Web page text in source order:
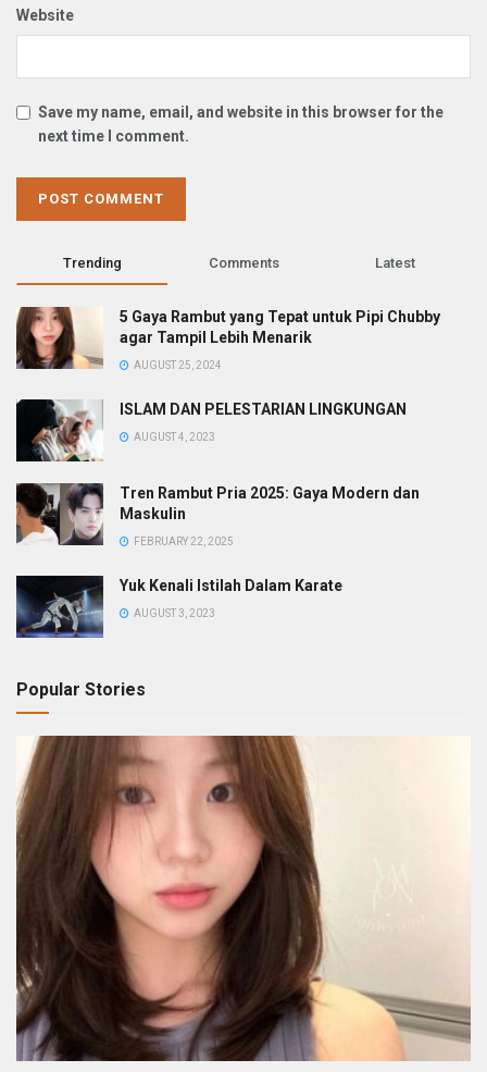
Website
Save my name, email, and website in this browser for the
next time I comment.
Trending Comments Latest
5 Gaya Rambut yang Tepat untuk Pipi Chubby
agar Tampil Lebih Menarik
AUGUST 25, 2024
ISLAM DAN PELESTARIAN LINGKUNGAN
AUGUST 4, 2023
Tren Rambut Pria 2025: Gaya Modern dan
Maskulin
FEBRUARY 22, 2025
Yuk Kenali Istilah Dalam Karate
AUGUST 3, 2023
Popular Stories